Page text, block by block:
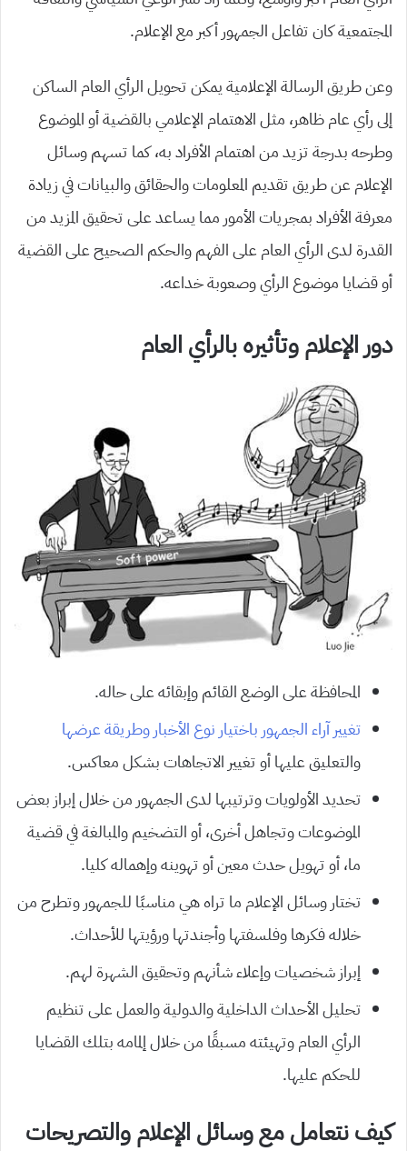
المجتمعية كان تفاعل الجمهور أكبر مع الإعلام.
وعن طريق الرسالة الإعلامية يمكن تحويل الرأي العام الساكن
إلى رأي عام ظاهر، مثل الاهتمام الإعلامي بالقضية أو الموضوع
وطرحه بدرجة تزيد من اهتمام الأفراد به، كما تسهم وسائل
الإعلام عن طريق تقديم المعلومات والحقائق والبيانات في زيادة
معرفة الأفراد بمجريات الأمور مما يساعد على تحقيق المزيد من
القدرة لدى الرأي العام على الفهم والحكم الصحيح على القضية
أو قضايا موضوع الرأي وصعوبة خداعه.
دور الإعلاموتأثيرهبالرأي العام
المحافظة على الوضع القائم وإبقائه على حاله.
تغيير آراء الجمهور باختيار نوع الأخبار وطريقة عرضها
والتعليق عليها أو تغيير الاتجاهات بشكل معاكس.
تحديد الأولويات وترتيبها لدى الجمهور من خلال إبراز بعض
الموضوعات وتجاهل أخرى، أو التضخيم والمبالغة في قضية
ما، أو تهويل حدث معين أو تهوينه وإهماله كليا.
تختار وسائل الإعلام ما تراه هي مناسبًا للجمهور وتطرح من
خلاله فكرها وفلسفتها وأجندتها ورؤيتها للأحداث.
إبراز شخصيات وإعلاء شأنهم وتحقيق الشهرة لهم.
تحليل الأحداث الداخلية والدولية والعمل على تنظيم
الرأي العام وتهيئته مسبقًا من خلال إلمامه بتلك القضايا
للحكم عليها.
كيف نتعامل مع وسائل الإعلام والتصريحات